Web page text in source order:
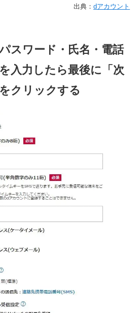
出典：dアカウント
スワード・氏名・電話
入力したら最後に「次
クリックする